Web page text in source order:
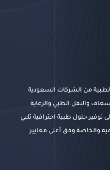
من الشركات السعودية
والنقل الطبي والرعاية
توفير حلول طبية احترافية تلبي
والخاصة وفق أعلى معايير